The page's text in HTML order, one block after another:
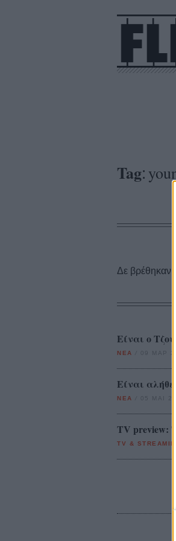
Tag:
Δε βρέθηκαν
Είναι ο
ΝΕΑ 09 ΜΑΡ
Είναι
ΝΕΑ 05 ΜΑΙ
TV preview:
TV &